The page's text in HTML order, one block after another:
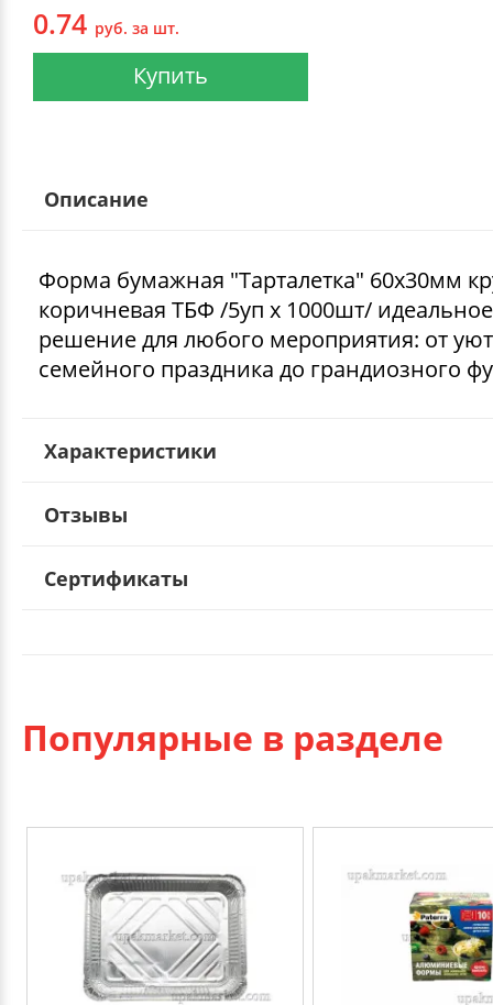
0.74 руб. за шт.
Купить
Описание
Форма бумажная "Тарталетка" 60х30мм
коричневая ТБФ /5уп х 1000шт/ идеальное
решение для любого мероприятия: от
семейного праздника до грандиозного
Характеристики
Отзывы
Сертификаты
Популярные в разделе